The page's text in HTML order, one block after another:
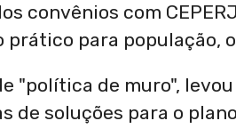
convênios com
prático para população,
"política de muro",
de soluções para o